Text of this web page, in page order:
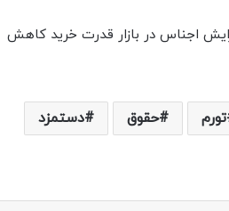
اجناس در بازار قدرت خرید کاهش
تورم حقوق
دستمزد